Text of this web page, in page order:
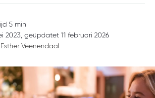
5 min
2023, geüpdatet 11 februari 2026
Esther Veenendaal